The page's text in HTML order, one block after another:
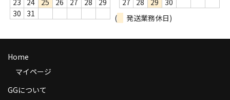
Help
送料
商品の発送
23
24 25 26 27 28
29
30
31
27
28 29
30
(
発送業務休日)
Home
マイページ
GGについて